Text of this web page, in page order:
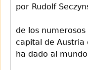
por Rudolf
de los
capital de Austria
ha dado al